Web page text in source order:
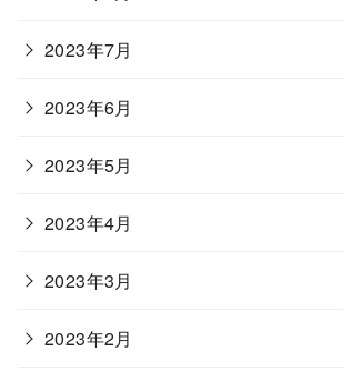
2023年7月
2023年6月
2023年5月
2023年4月
2023年3月
2023年2月